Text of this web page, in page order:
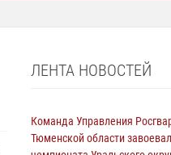
ЛЕНТА НОВОСТЕЙ
Команда Управления
Тюменской области